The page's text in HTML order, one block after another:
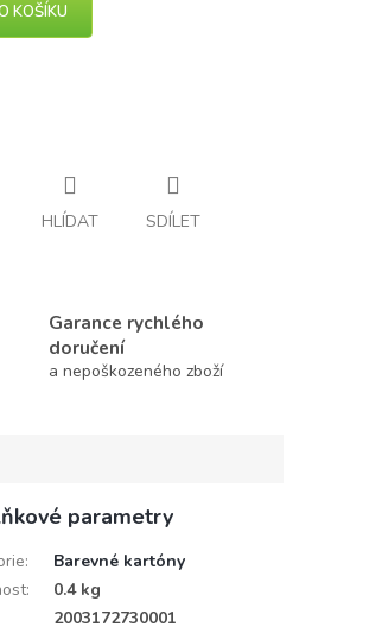
KOŠÍKU
HLÍDAT SDÍLET
Garance rychlého
doručení
a nepoškozeného zboží
parametry
:
Barevné kartóny
:
0.4 kg
2003172730001